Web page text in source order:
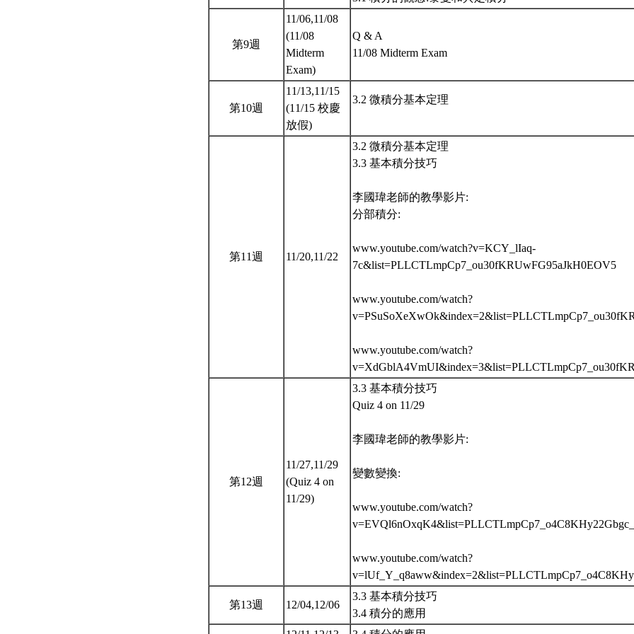
第9週
11/06,11/08
(11/08
Midterm
Exam)
Q & A
11/08 Midterm Exam
第10週
11/13,11/15
(11/15 校慶
放假)
3.2 微積分基本定理
第11週 11/20,11/22
3.2 微積分基本定理
3.3 基本積分技巧
李國瑋老師的教學影片:
分部積分:
www.youtube.com/watch?v=KCY_lIaq-
7c&list=PLLCTLmpCp7_ou30fKRUwFG95aJkH0EOV5
www.youtube.com/watch?
www.youtube.com/watch?
第12週
11/27,11/29
(Quiz 4 on
11/29)
3.3 基本積分技巧
Quiz 4 on 11/29
李國瑋老師的教學影片:
變數變換:
www.youtube.com/watch?
www.youtube.com/watch?
第13週 12/04,12/06
3.3 基本積分技巧
3.4 積分的應用